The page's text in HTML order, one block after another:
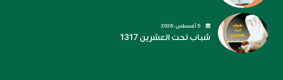
شباب تحت العشرين 1317